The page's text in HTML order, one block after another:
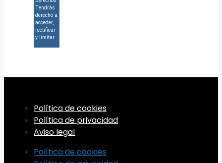
Tendrás
derecho a
acceder,
rectificar
y limitar.
Política de cookies
Política de privacidad
Aviso legal
Política de cookies